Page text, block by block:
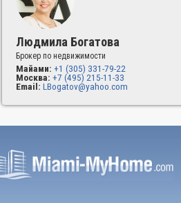
Людмила Богатова
Брокер по недвижимости
Майами: +1 (305) 331-79-22
Москва: +7 (495) 215-11-33
Email: LBogatov@yahoo.com